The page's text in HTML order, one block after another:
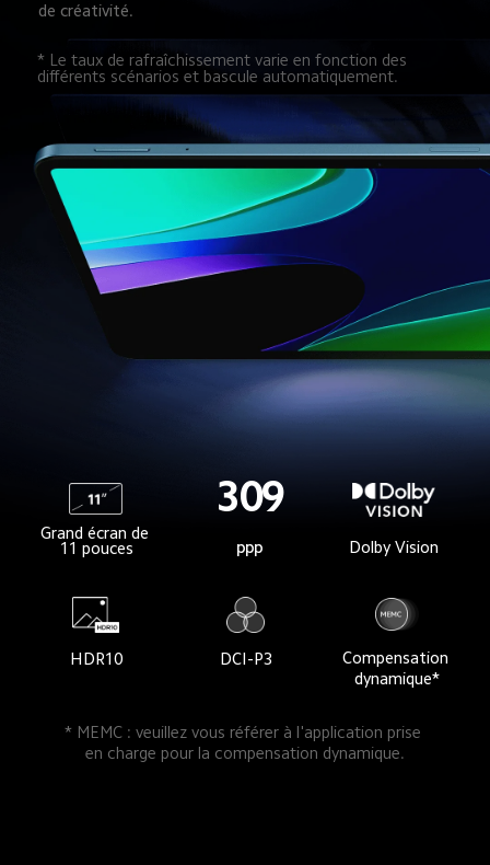
de créativité.
* Le taux de rafraîchissement varie en fonction des
différents scénarios et bascule automatiquement.
* MEMC : veuillez vous référer à l'application prise
en charge pour la compensation dynamique.
Grand écran de
11 pouces
309
ppp Dolby Vision
DCI-P3
HDR10
Compensation
dynamique*